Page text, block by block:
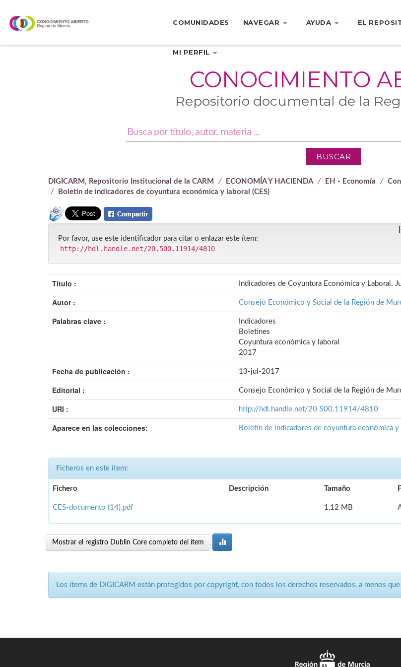
navigation
COMUNIDADES NAVEGAR AYUDA EL
MI PERFIL
CONOCIMIENTO
Repositorio documental de la
DIGICARM, Repositorio Institucional de la CARM ECONOMÍA Y HACIENDA EH - Economía
Boletín de indicadores de coyuntura económica y laboral (CES)
Por favor, use este identificador para citar o enlazar este ítem:
http://hdl.handle.net/20.500.11914/4810
Título : Indicadores de Coyuntura Económica y Laboral.
Autor : Consejo Económico y Social de la Región de
Palabras clave :
Indicadores
Boletines
Coyuntura económica y laboral
2017
Fecha de publicación : 13-jul-2017
Editorial : Consejo Económico y Social de la Región de
URI : http://hdl.handle.net/20.500.11914/4810
Aparece en las colecciones: Boletín de indicadores de coyuntura económica y
Ficheros en este ítem:
Fichero Descripción Tamaño
CES-documento (14).pdf 1,12 MB
Mostrar el registro Dublin Core completo del ítem
Los ítems de DIGICARM están protegidos por copyright, con todos los derechos reservados, a menos